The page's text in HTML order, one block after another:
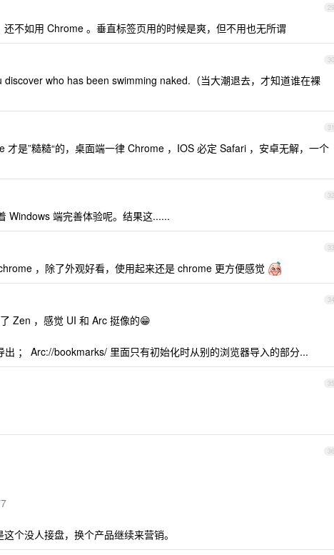
29
不如用 Chrome 。垂直标签页用的时候是爽，但不用也无所谓
30
who has been swimming naked.（当大潮退去，才知道谁在裸
31
才是”糙糙“的，桌面端一律 Chrome ，IOS 必定 Safari ，安卓无解，一个
32
Windows 端完善体验呢。结果这......
33
，除了外观好看，使用起来还是 chrome 更方便感觉
34
Zen ，感觉 UI 和 Arc 挺像的😁
； Arc://bookmarks/ 里面只有初始化时从别的浏览器导入的部分...
35
36
个没人接盘，换个产品继续来营销。